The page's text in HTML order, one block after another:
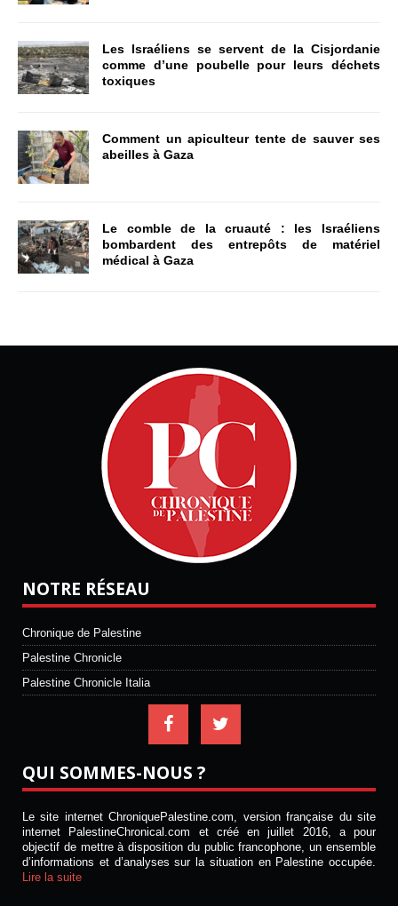
Les Israéliens se servent de la Cisjordanie
comme d’une poubelle pour leurs déchets
toxiques
Comment un apiculteur tente de sauver ses
abeilles à Gaza
Le comble de la cruauté : les Israéliens
bombardent des entrepôts de matériel
médical à Gaza
NOTRE RÉSEAU
Chronique de Palestine
Palestine Chronicle
Palestine Chronicle Italia
QUI SOMMES-NOUS ?
Le site internet ChroniquePalestine.com, version française du site
internet PalestineChronical.com et créé en juillet 2016, a pour
objectif de mettre à disposition du public francophone, un ensemble
d’informations et d’analyses sur la situation en Palestine occupée.
Lire la suite